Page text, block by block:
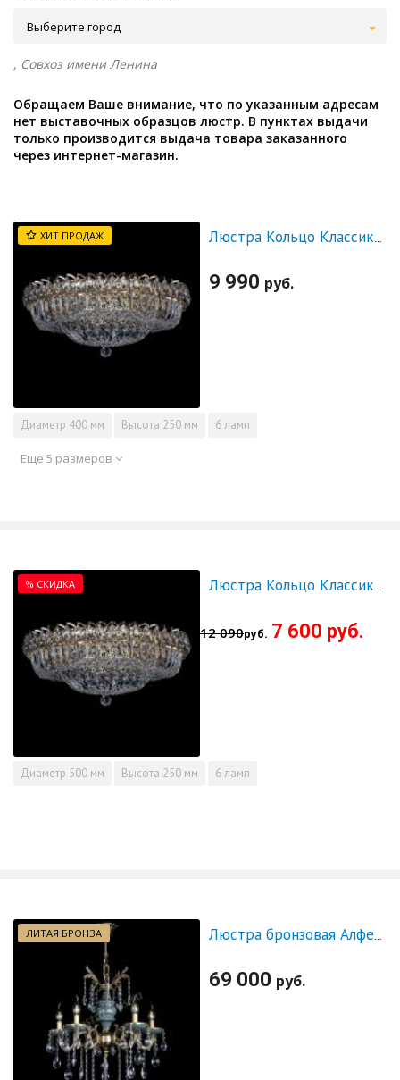
Выберите город
, Совхоз имени Ленина
Обращаем Ваше внимание, что по указанным адресам
нет выставочных образцов люстр. В пунктах выдачи
только производится выдача товара заказанного
через интернет-магазин.
ХИТ ПРОДАЖ Люстра Кольцо Классика Пластинка
9 990 руб.
Диаметр 400 мм Высота 250 мм 6 ламп
Еще 5 размеров
% СКИДКА Люстра Кольцо Классика Пластинка 500 мм - СКИДКА!!!
12 090руб. 7 600 руб.
Диаметр 500 мм Высота 250 мм 6 ламп
ЛИТАЯ БРОНЗА
69 000 руб.